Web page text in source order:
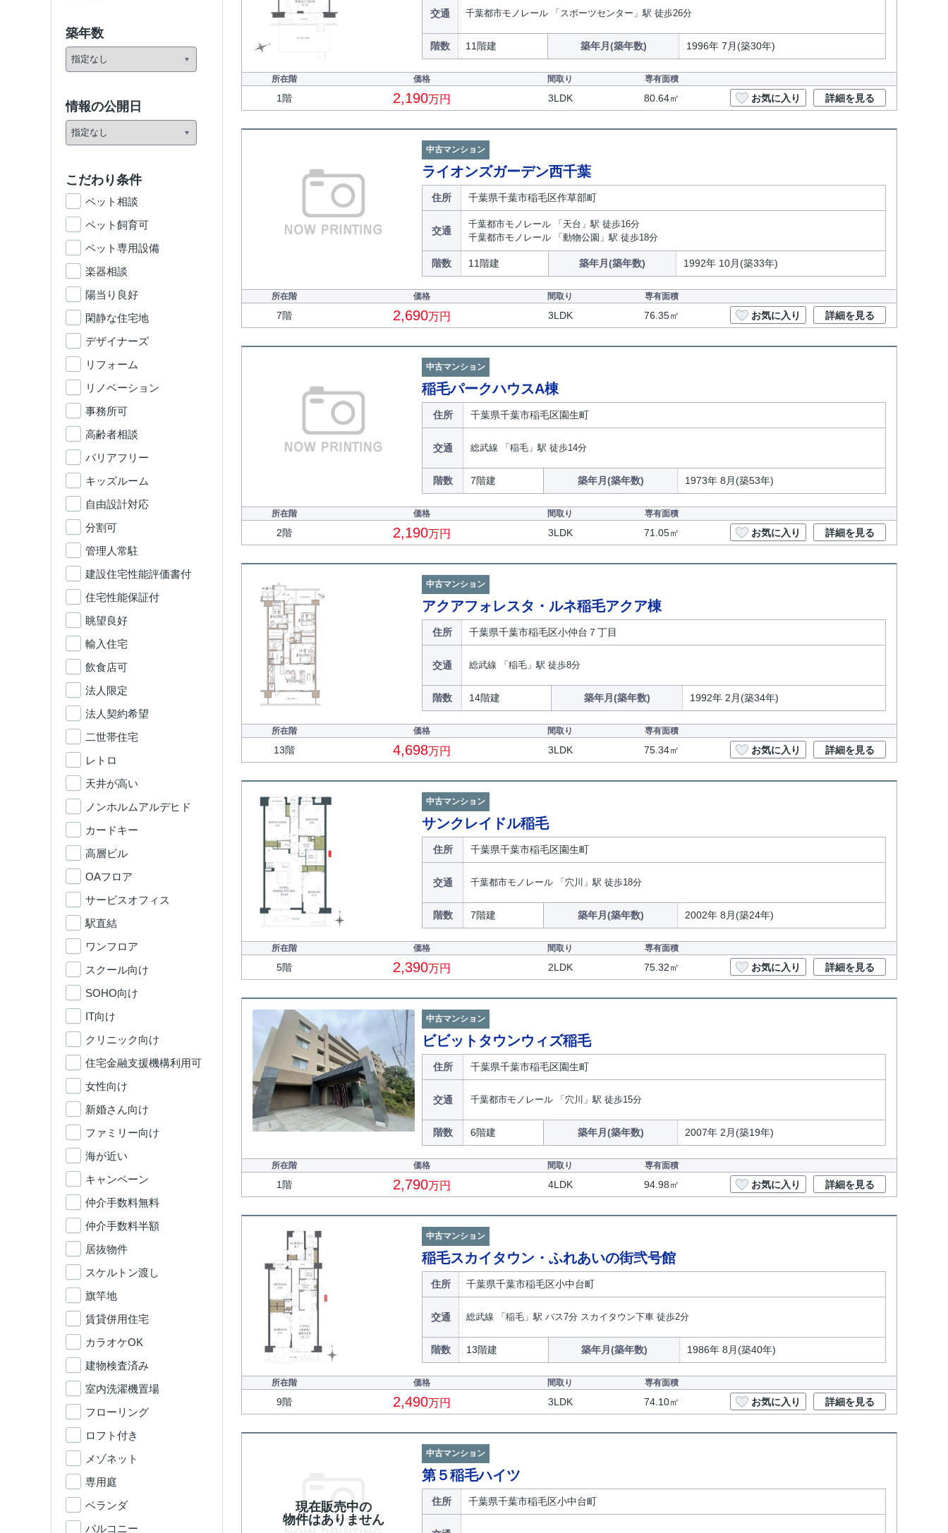
交通 千葉都市モノレール 「スポーツセンター」駅 徒歩26分
階数 11階建 築年月(築年数) 1996年 7月(築30年)
所在階 価格 間取り 専有面積
1階 2,190万円 3LDK 80.64㎡ お気に入り 詳細を見る
中古マンション
ライオンズガーデン西千葉
住所 千葉県千葉市稲毛区作草部町
交通
千葉都市モノレール 「天台」駅 徒歩16分
千葉都市モノレール 「動物公園」駅 徒歩18分
階数 11階建 築年月(築年数) 1992年 10月(築33年)
所在階 価格 間取り 専有面積
7階 2,690万円 3LDK 76.35㎡ お気に入り 詳細を見る
中古マンション
稲毛パークハウスA棟
住所 千葉県千葉市稲毛区園生町
交通 総武線 「稲毛」駅 徒歩14分
階数 7階建 築年月(築年数) 1973年 8月(築53年)
所在階 価格 間取り 専有面積
2階 2,190万円 3LDK 71.05㎡ お気に入り 詳細を見る
中古マンション
アクアフォレスタ・ルネ稲毛アクア棟
住所 千葉県千葉市稲毛区小仲台７丁目
交通 総武線 「稲毛」駅 徒歩8分
階数 14階建 築年月(築年数) 1992年 2月(築34年)
所在階 価格 間取り 専有面積
13階 4,698万円 3LDK 75.34㎡ お気に入り 詳細を見る
中古マンション
サンクレイドル稲毛
住所 千葉県千葉市稲毛区園生町
交通 千葉都市モノレール 「穴川」駅 徒歩18分
階数 7階建 築年月(築年数) 2002年 8月(築24年)
所在階 価格 間取り 専有面積
5階 2,390万円 2LDK 75.32㎡ お気に入り 詳細を見る
中古マンション
ビビットタウンウィズ稲毛
住所 千葉県千葉市稲毛区園生町
交通 千葉都市モノレール 「穴川」駅 徒歩15分
階数 6階建 築年月(築年数) 2007年 2月(築19年)
所在階 価格 間取り 専有面積
1階 2,790万円 4LDK 94.98㎡ お気に入り 詳細を見る
中古マンション
稲毛スカイタウン・ふれあいの街弐号館
住所 千葉県千葉市稲毛区小中台町
交通 総武線 「稲毛」駅 バス7分 スカイタウン下車 徒歩2分
階数 13階建 築年月(築年数) 1986年 8月(築40年)
所在階 価格 間取り 専有面積
9階 2,490万円 3LDK 74.10㎡ お気に入り 詳細を見る
現在販売中の
物件はありません
中古マンション
第５稲毛ハイツ
住所 千葉県千葉市稲毛区小中台町
築年数
情報の公開日
こだわり条件
ペット相談
ペット飼育可
ペット専用設備
楽器相談
陽当り良好
閑静な住宅地
デザイナーズ
リフォーム
リノベーション
事務所可
高齢者相談
バリアフリー
キッズルーム
自由設計対応
分割可
管理人常駐
建設住宅性能評価書付
住宅性能保証付
眺望良好
輸入住宅
飲食店可
法人限定
法人契約希望
二世帯住宅
レトロ
天井が高い
ノンホルムアルデヒド
カードキー
高層ビル
OAフロア
サービスオフィス
駅直結
ワンフロア
スクール向け
SOHO向け
IT向け
クリニック向け
住宅金融支援機構利用可
女性向け
新婚さん向け
ファミリー向け
海が近い
キャンペーン
仲介手数料無料
仲介手数料半額
居抜物件
スケルトン渡し
旗竿地
賃貸併用住宅
カラオケOK
建物検査済み
室内洗濯機置場
フローリング
ロフト付き
メゾネット
専用庭
ベランダ
バルコニー